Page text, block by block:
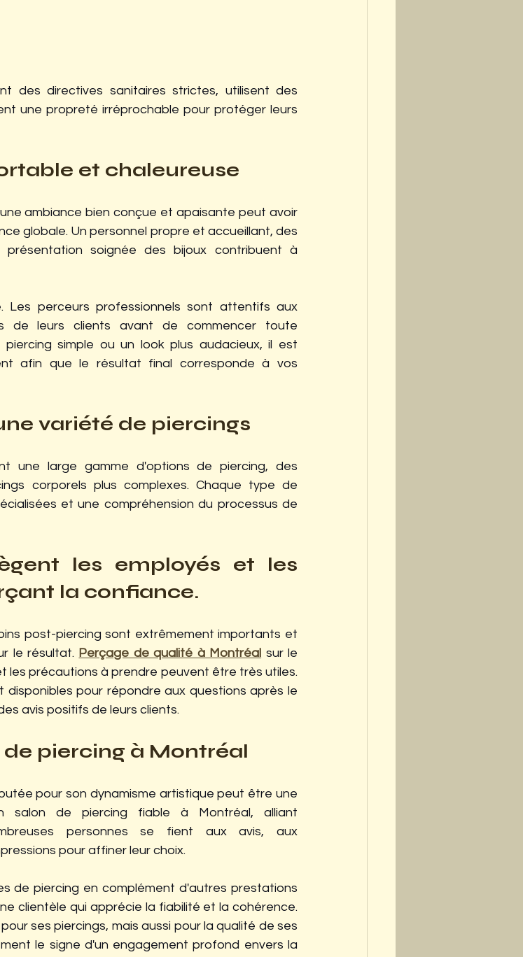
des directives sanitaires strictes, utilisent des
une propreté irréprochable pour protéger leurs
et chaleureuse
ambiance bien conçue et apaisante peut avoir
globale. Un personnel propre et accueillant, des
soignée des bijoux contribuent à
Les perceurs professionnels sont attentifs aux
de leurs clients avant de commencer toute
simple ou un look plus audacieux, il est
afin que le résultat final corresponde à vos
variété de piercings
une large gamme d'options de piercing, des
corporels plus complexes. Chaque type de
et une compréhension du processus de
les employés et les
la confiance.
post-piercing sont extrêmement importants et
le résultat. Perçage de qualité à Montréal sur le
les précautions à prendre peuvent être très utiles.
pour répondre aux questions après le
avis positifs de leurs clients.
piercing à Montréal
pour son dynamisme artistique peut être une
salon de piercing fiable à Montréal, alliant
personnes se fient aux avis, aux
pour affiner leur choix.
de piercing en complément d'autres prestations
clientèle qui apprécie la fiabilité et la cohérence.
ses piercings, mais aussi pour la qualité de ses
le signe d'un engagement profond envers la